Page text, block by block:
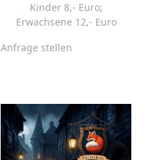
Kinder 8,- Euro;
Erwachsene 12,- Euro
Anfrage stellen